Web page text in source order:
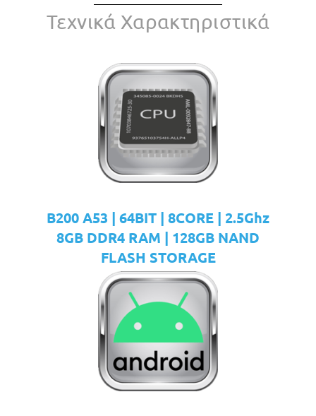
Τεχνικά Χαρακτηριστικά
B200 A53 | 64BIT | 8CORE | 2.5Ghz
8GB DDR4 RAM | 128GB NAND
FLASH STORAGE